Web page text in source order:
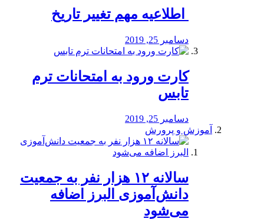
️ اطلاعیه مهم تغییر تاریخ
دسامبر 25, 2019
کارت ورود به امتحانات ترم
تابس
دسامبر 25, 2019
آموزش و پرورش
️سالانه ۱۲ هزار نفر به جمعیت
دانش‌آموزی البرز اضافه
می‌شود